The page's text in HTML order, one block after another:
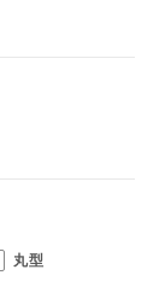
丸型